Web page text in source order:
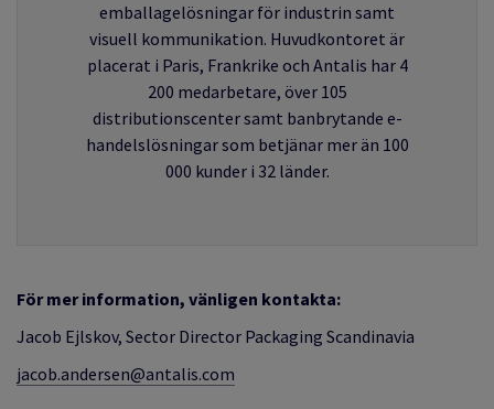
emballagelösningar för industrin samt
visuell kommunikation. Huvudkontoret är
placerat i Paris, Frankrike och Antalis har 4
200 medarbetare, över 105
distributionscenter samt banbrytande e-
handelslösningar som betjänar mer än 100
000 kunder i 32 länder.
För mer information, vänligen kontakta:
Jacob Ejlskov, Sector Director Packaging Scandinavia
jacob.andersen@antalis.com